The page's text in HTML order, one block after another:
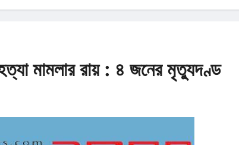
মামলার রায় : ৪ জনের মৃত্যুদণ্ড